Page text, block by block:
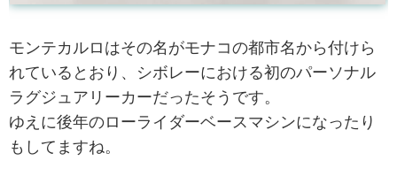
モンテカルロはその名がモナコの都市名から付けら
れているとおり、シボレーにおける初のパーソナル
ラグジュアリーカーだったそうです。
ゆえに後年のローライダーベースマシンになったり
もしてますね。